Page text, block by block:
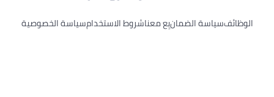
الوظائفسياسة الضمانبِع معناشروط الاستخدامسياسة الخصوصية